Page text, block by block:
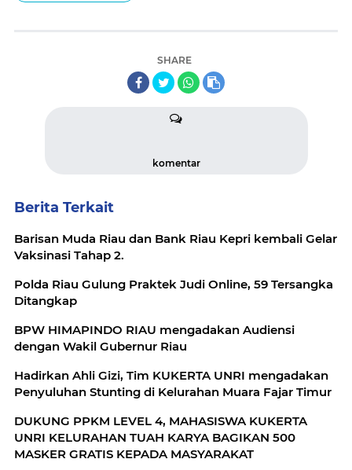
SHARE
komentar
Berita Terkait
Barisan Muda Riau dan Bank Riau Kepri kembali Gelar
Vaksinasi Tahap 2.
Polda Riau Gulung Praktek Judi Online, 59 Tersangka
Ditangkap
BPW HIMAPINDO RIAU mengadakan Audiensi
dengan Wakil Gubernur Riau
Hadirkan Ahli Gizi, Tim KUKERTA UNRI mengadakan
Penyuluhan Stunting di Kelurahan Muara Fajar Timur
DUKUNG PPKM LEVEL 4, MAHASISWA KUKERTA
UNRI KELURAHAN TUAH KARYA BAGIKAN 500
MASKER GRATIS KEPADA MASYARAKAT